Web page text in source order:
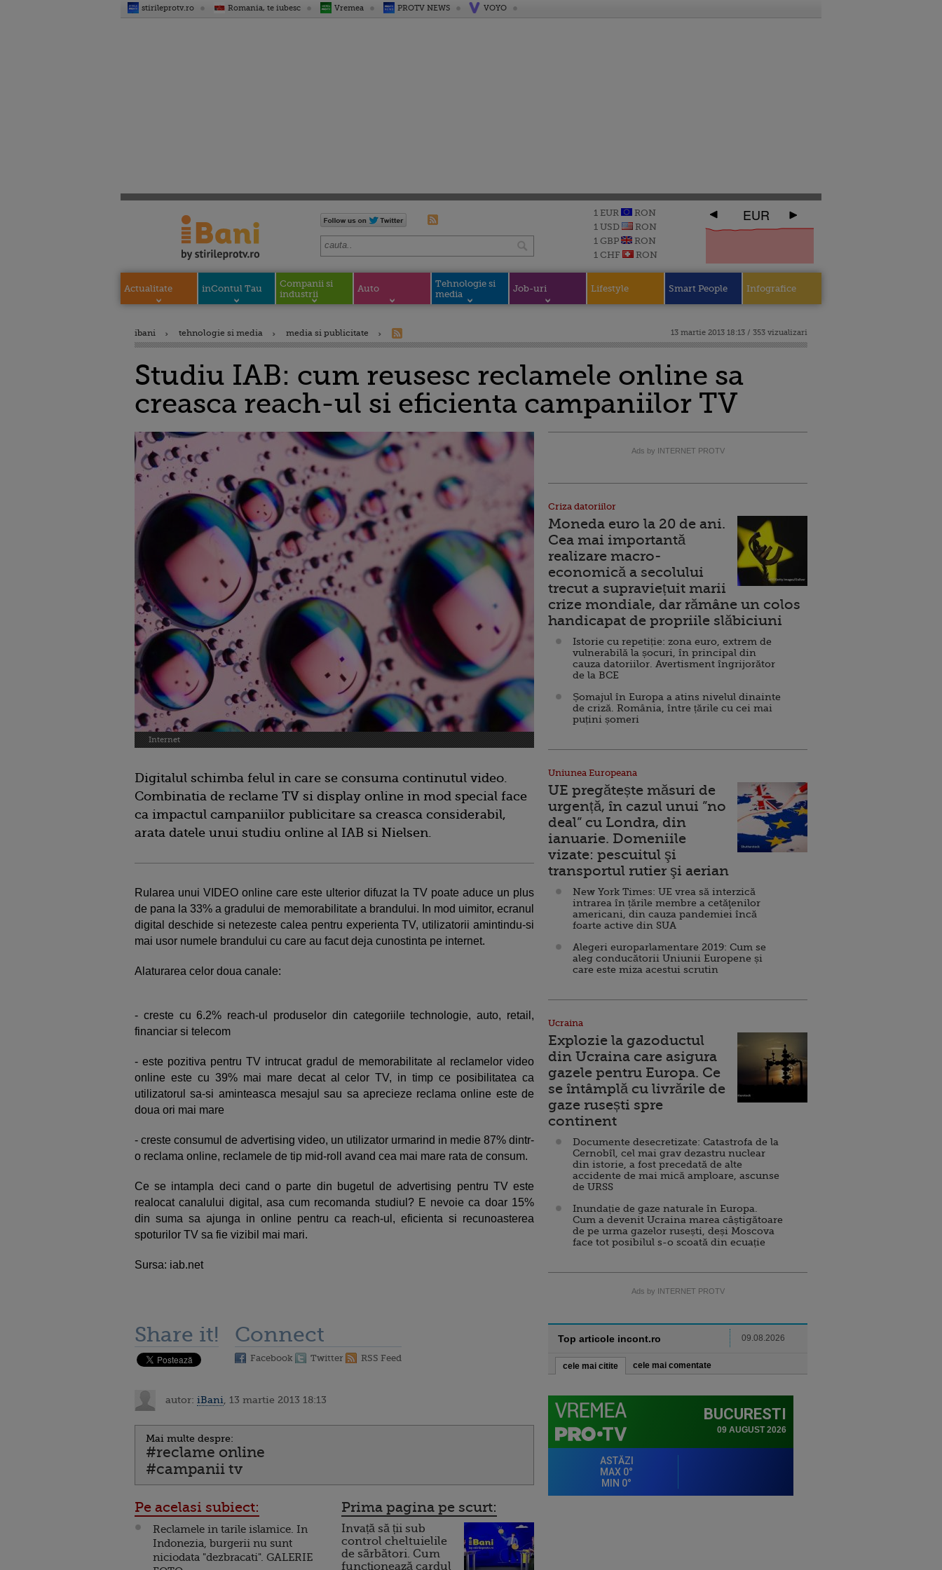
stirileprotv.ro Romania, te iubesc Vremea PROTV NEWS VOYO
1 EUR
RON
1 USD
RON
1 GBP
RON
1 CHF
RON
EUR
Actualitate inContul Tau
Companii si
industrii
Auto
Tehnologie si
media
Job-uri Lifestyle Smart People Infografice
ibani tehnologie si media media si publicitate 13 martie 2013 18:13 / 353 vizualizari
Studiu IAB: cum reusesc reclamele online sa
creasca reach-ul si eficienta campaniilor TV
Internet
Digitalul schimba felul in care se consuma continutul video.
Combinatia de reclame TV si display online in mod special face
ca impactul campaniilor publicitare sa creasca considerabil,
arata datele unui studiu online al IAB si Nielsen.
Rularea unui VIDEO online care este ulterior difuzat la TV poate aduce un plus
de pana la 33% a gradului de memorabilitate a brandului. In mod uimitor, ecranul
digital deschide si netezeste calea pentru experienta TV, utilizatorii amintindu-si
mai usor numele brandului cu care au facut deja cunostinta pe internet.
Alaturarea celor doua canale:
- creste cu 6.2% reach-ul produselor din categoriile technologie, auto, retail,
financiar si telecom
- este pozitiva pentru TV intrucat gradul de memorabilitate al reclamelor video
online este cu 39% mai mare decat al celor TV, in timp ce posibilitatea ca
utilizatorul sa-si aminteasca mesajul sau sa aprecieze reclama online este de
doua ori mai mare
- creste consumul de advertising video, un utilizator urmarind in medie 87% dintr-
o reclama online, reclamele de tip mid-roll avand cea mai mare rata de consum.
Ce se intampla deci cand o parte din bugetul de advertising pentru TV este
realocat canalului digital, asa cum recomanda studiul? E nevoie ca doar 15%
din suma sa ajunga in online pentru ca reach-ul, eficienta si recunoasterea
spoturilor TV sa fie vizibil mai mari.
Sursa: iab.net
Share it! Connect
Facebook Twitter RSS Feed
autor: iBani , 13 martie 2013 18:13
Mai multe despre:
#reclame online
#campanii tv
Pe acelasi subiect:
Reclamele in tarile islamice. In
Indonezia, burgerii nu sunt
niciodata "dezbracati". GALERIE
Prima pagina pe scurt:
Invață să ții sub
control cheltuielile
de sărbători. Cum
funcționează cardul
Ads by INTERNET PROTV
Criza datoriilor
Moneda euro la 20 de ani.
Cea mai importantă
realizare macro-
economică a secolului
trecut a supraviețuit marii
crize mondiale, dar rămâne un colos
handicapat de propriile slăbiciuni
Istorie cu repetiție: zona euro, extrem de
vulnerabilă la șocuri, în principal din
cauza datoriilor. Avertisment îngrijorător
de la BCE
Șomajul în Europa a atins nivelul dinainte
de criză. România, între țările cu cei mai
puțini șomeri
Uniunea Europeana
UE pregătește măsuri de
urgență, în cazul unui ”no
deal” cu Londra, din
ianuarie. Domeniile
vizate: pescuitul şi
transportul rutier şi aerian
New York Times: UE vrea să interzică
intrarea în țările membre a cetăţenilor
americani, din cauza pandemiei încă
foarte active din SUA
Alegeri europarlamentare 2019: Cum se
aleg conducătorii Uniunii Europene și
care este miza acestui scrutin
Ucraina
Explozie la gazoductul
din Ucraina care asigura
gazele pentru Europa. Ce
se întâmplă cu livrările de
gaze rusești spre
continent
Documente desecretizate: Catastrofa de la
Cernobîl, cel mai grav dezastru nuclear
din istorie, a fost precedată de alte
accidente de mai mică amploare, ascunse
de URSS
Inundație de gaze naturale în Europa.
Cum a devenit Ucraina marea câștigătoare
de pe urma gazelor rusești, deși Moscova
face tot posibilul s-o scoată din ecuație
Ads by INTERNET PROTV
Top articole incont.ro 09.08.2026
cele mai citite cele mai comentate